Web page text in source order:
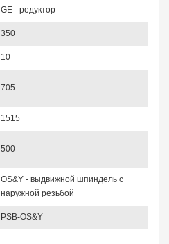
GE - редуктор
350
10
705
1515
500
OS&Y - выдвижной шпиндель с
наружной резьбой
PSB-OS&Y